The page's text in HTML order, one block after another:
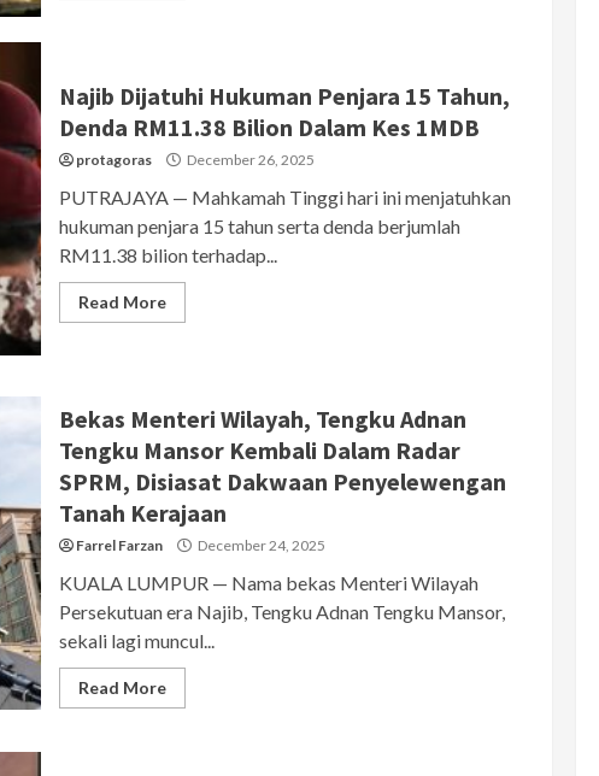
Najib Dijatuhi Hukuman Penjara 15 Tahun,
Denda RM11.38 Bilion Dalam Kes 1MDB
protagoras December 26, 2025
PUTRAJAYA — Mahkamah Tinggi hari ini menjatuhkan
hukuman penjara 15 tahun serta denda berjumlah
RM11.38 bilion terhadap...
Read More
Bekas Menteri Wilayah, Tengku Adnan
Tengku Mansor Kembali Dalam Radar
SPRM, Disiasat Dakwaan Penyelewengan
Tanah Kerajaan
Farrel Farzan December 24, 2025
KUALA LUMPUR — Nama bekas Menteri Wilayah
Persekutuan era Najib, Tengku Adnan Tengku Mansor,
sekali lagi muncul...
Read More